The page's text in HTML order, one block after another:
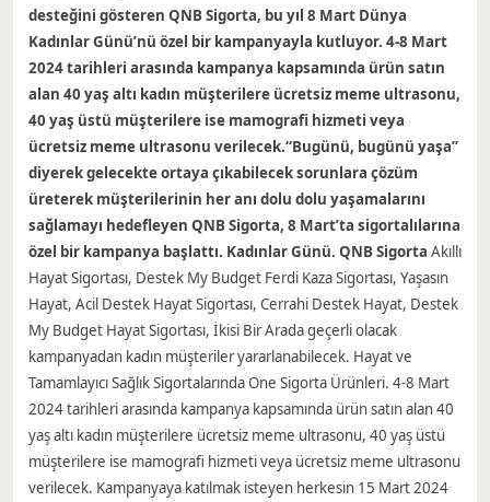
desteğini gösteren QNB Sigorta, bu yıl 8 Mart Dünya
Kadınlar Günü’nü özel bir kampanyayla kutluyor. 4-8 Mart
2024 tarihleri ​​arasında kampanya kapsamında ürün satın
alan 40 yaş altı kadın müşterilere ücretsiz meme ultrasonu,
40 yaş üstü müşterilere ise mamografi hizmeti veya
ücretsiz meme ultrasonu verilecek.“Bugünü, bugünü yaşa”
diyerek gelecekte ortaya çıkabilecek sorunlara çözüm
üreterek müşterilerinin her anı dolu dolu yaşamalarını
sağlamayı hedefleyen QNB Sigorta, 8 Mart’ta sigortalılarına
özel bir kampanya başlattı. Kadınlar Günü. QNB Sigorta Akıllı
Hayat Sigortası, Destek My Budget Ferdi Kaza Sigortası, Yaşasın
Hayat, Acil Destek Hayat Sigortası, Cerrahi Destek Hayat, Destek
My Budget Hayat Sigortası, İkisi Bir Arada geçerli olacak
kampanyadan kadın müşteriler yararlanabilecek. Hayat ve
Tamamlayıcı Sağlık Sigortalarında One Sigorta Ürünleri. 4-8 Mart
2024 tarihleri ​​arasında kampanya kapsamında ürün satın alan 40
yaş altı kadın müşterilere ücretsiz meme ultrasonu, 40 yaş üstü
müşterilere ise mamografi hizmeti veya ücretsiz meme ultrasonu
verilecek. Kampanyaya katılmak isteyen herkesin 15 Mart 2024